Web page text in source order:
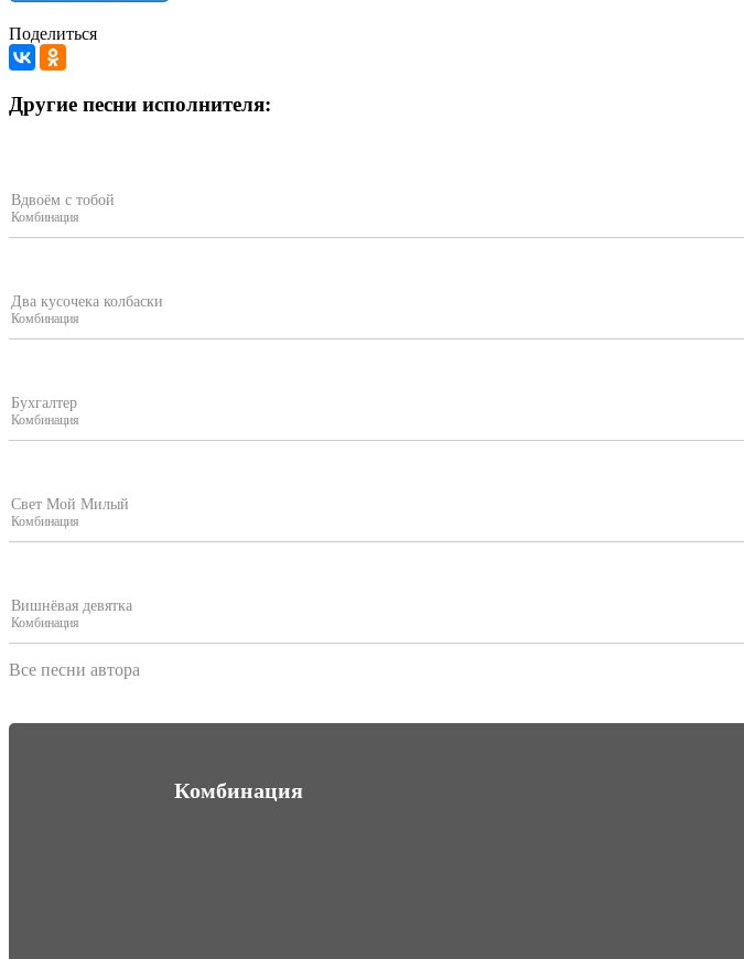
Поделиться
Другие песни исполнителя:
Вдвоём с тобой
Комбинация
Два кусочека колбаски
Комбинация
Бухгалтер
Комбинация
Свет Мой Милый
Комбинация
Вишнёвая девятка
Комбинация
Все песни автора
Комбинация